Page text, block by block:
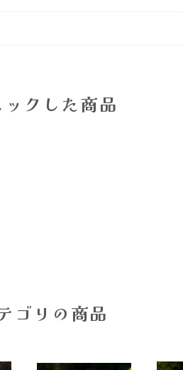
クした商品
ゴリの商品